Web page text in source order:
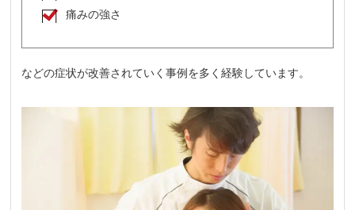
痛みの強さ
などの症状が改善されていく事例を多く経験しています。